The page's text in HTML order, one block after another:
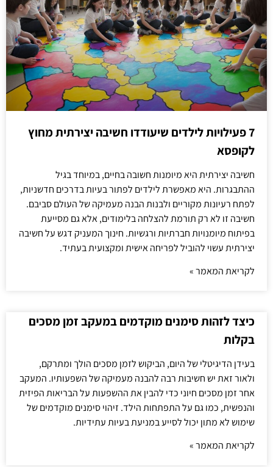
7 פעילויות לילדים שיעודדו חשיבה יצירתית מחוץ
לקופסא
חשיבה יצירתית היא מיומנות חשובה בחיים, במיוחד בגיל
ההתבגרות. היא מאפשרת לילדים לפתור בעיות בדרכים חדשניות,
לפתח רעיונות מקוריים ולבנות הבנה מעמיקה של העולם סביבם.
חשיבה זו לא רק תורמת להצלחה בלימודים, אלא גם מסייעת
בפיתוח מיומנויות חברתיות ורגשיות. חינוך המעניק דגש על חשיבה
יצירתית עשוי להוביל לפריחה אישית ומקצועית בעתיד.
לקריאת המאמר »
כיצד לזהות סימנים מוקדמים במעקב זמן מסכים
בקלות
בעידן הדיגיטלי של היום, הביקוש לזמן מסכים הולך ומתרקם,
ולאור זאת יש חשיבות רבה להבנה מעמיקה של השפעותיו. המעקב
אחר זמן מסכים חיוני כדי להבין את ההשפעות על הבריאות הפיזית
והנפשית, כמו גם על התפתחות הילד. זיהוי סימנים מוקדמים של
שימוש לא מתון יכול לסייע במניעת בעיות עתידיות.
לקריאת המאמר »